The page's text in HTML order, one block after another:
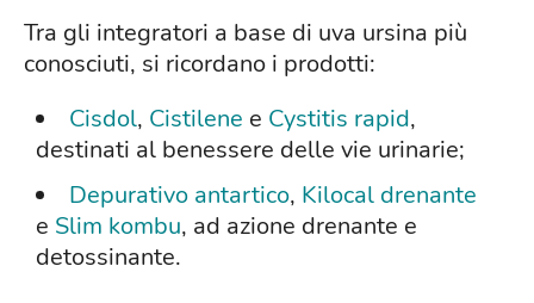
Tra gli integratori a base di uva ursina più
conosciuti, si ricordano i prodotti:
Cisdol, Cistilene e Cystitis rapid,
destinati al benessere delle vie urinarie;
Depurativo antartico, Kilocal drenante
e Slim kombu, ad azione drenante e
detossinante.